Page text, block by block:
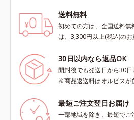
送料無料
初めての方は、全国送料
は、3,300円以上(税込)の
30日以内なら返品OK
開封後でも発送日から30
※商品返送料はオルビスが
最短ご注文翌日お届け
一部地域を除き、最短で